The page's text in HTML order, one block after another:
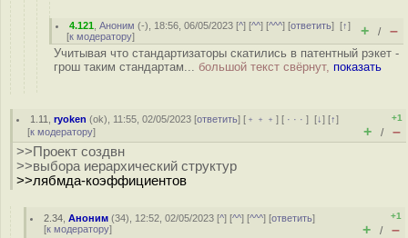
4.121 ,Аноним (-), 18:56, 06/05/2023 [^] [^^] [^^^] [ответить][↑]
[к модератору] + / –
Учитывая что стандартизаторы скатились в патентный рэкет -
грош таким стандартам... большой текст свёрнут, показать
1.11 ,ryoken (ok), 11:55, 02/05/2023 [ответить] [ ﹢﹢﹢] [ · · ·][↓] [↑]
[к модератору]
+1
+ / –
>>Проект создвн
>>выбора иерархический структур
>>лябмда-коэффициентов
2.34 ,Аноним (34), 12:52, 02/05/2023 [^] [^^] [^^^] [ответить]
[к модератору]
+1
+ / –